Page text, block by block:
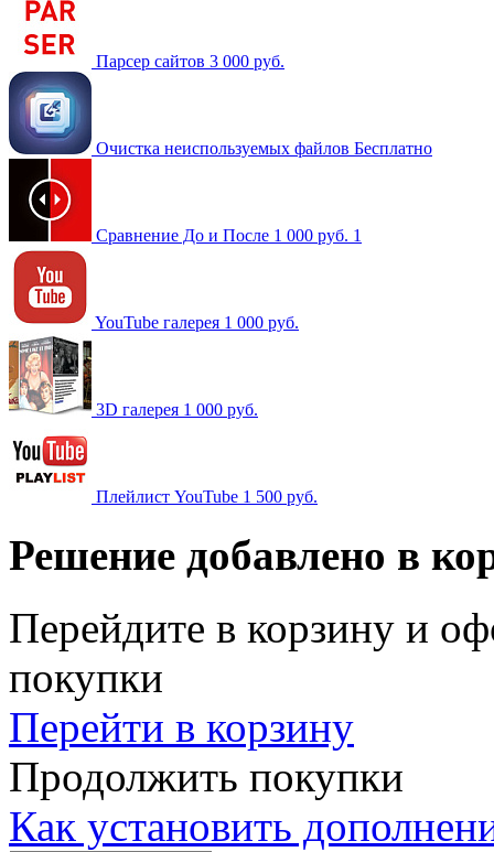
Парсер сайтов 3 000 руб.
Очистка неиспользуемых файлов Бесплатно
Сравнение До и После 1 000 руб. 1
YouTube галерея 1 000 руб.
3D галерея 1 000 руб.
Плейлист YouTube 1 500 руб.
Решение добавлено в
Перейдите в корзину и
покупки
Перейти в корзину
Продолжить покупки
Как установить